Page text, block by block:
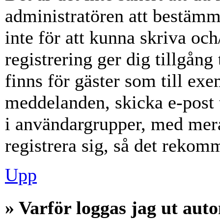
administratören att
inte för att kunna skriva
registrering ger dig
finns för gäster som till
meddelanden, skicka e-
i användargrupper, med
registrera sig, så det
Upp
» Varför loggas jag ut